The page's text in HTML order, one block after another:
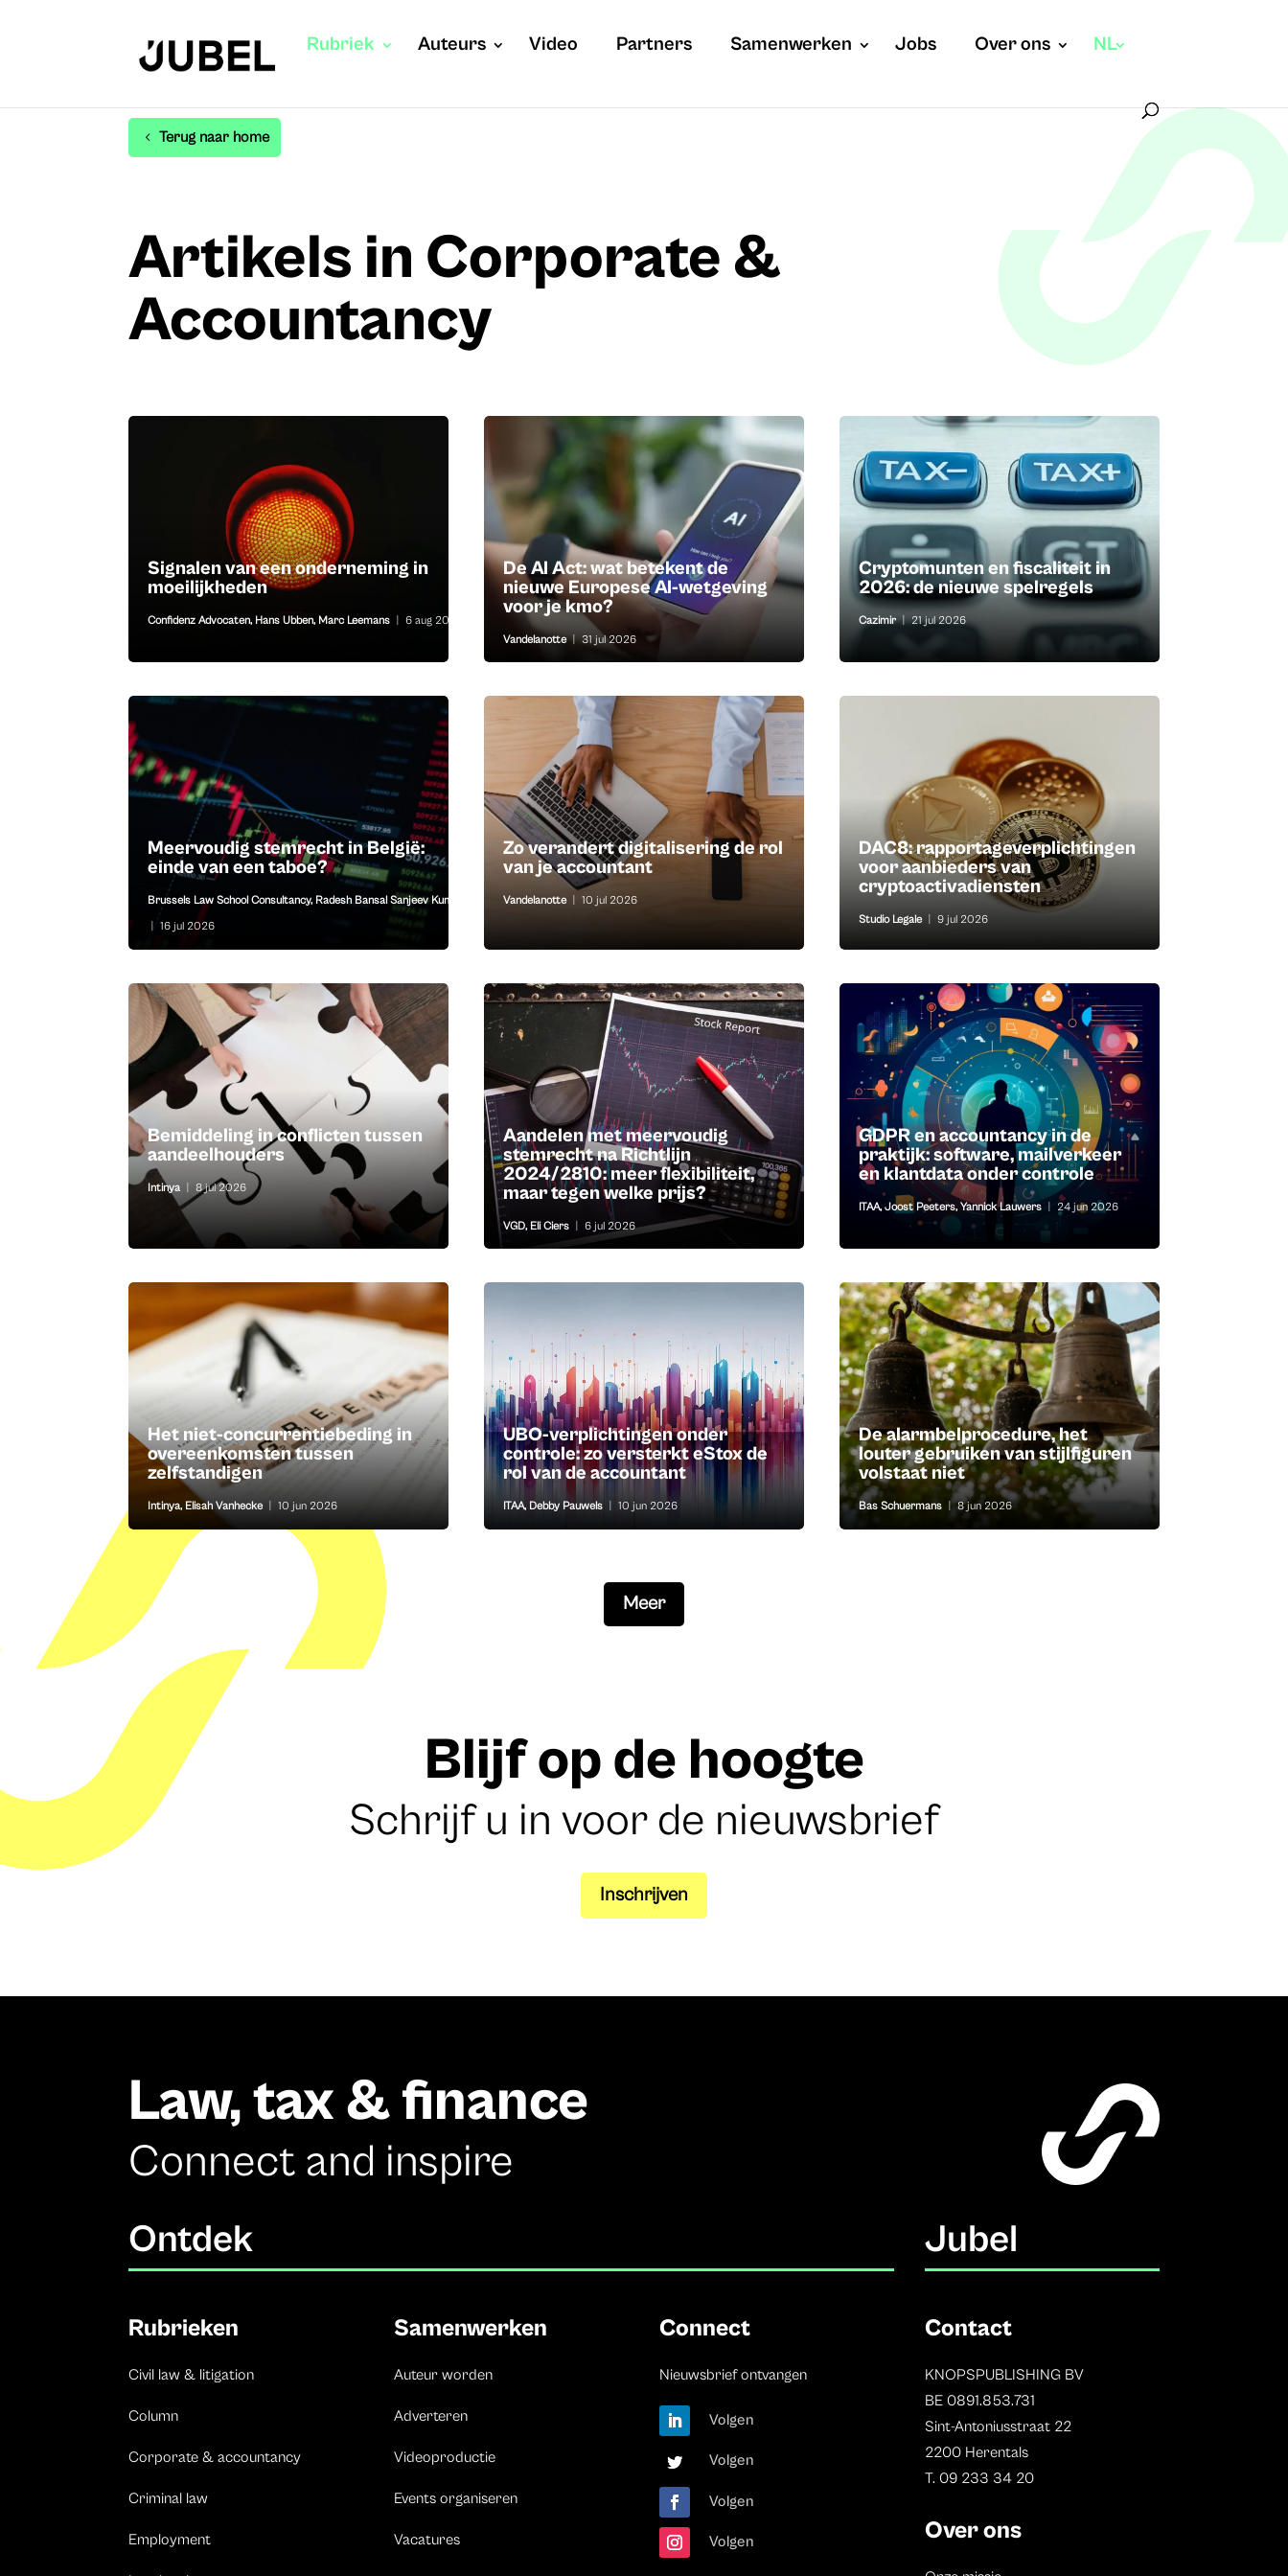
Rubriek Auteurs Video Partners Samenwerken Jobs Over ons NL
Terug naar home
Artikels in Corporate &
Accountancy
Signalen van een onderneming in
moeilijkheden
Confidenz Advocaten, Hans Ubben, Marc Leemans 6 aug 2026
De AI Act: wat betekent de
nieuwe Europese AI-wetgeving
voor je kmo?
Vandelanotte | 31 jul 2026
Cryptomunten en fiscaliteit in
2026: de nieuwe spelregels
Cazimir | 21 jul 2026
Meervoudig stemrecht in België:
einde van een taboe?
Brussels Law School Consultancy, Radesh Bansal Sanjeev Kumar
16 jul 2026
Zo verandert digitalisering de rol
van je accountant
Vandelanotte 10 jul 2026
DAC8: rapportageverplichtingen
voor aanbieders van
cryptoactivadiensten
Studio Legale 9 jul 2026
Bemiddeling in conflicten tussen
aandeelhouders
Intinya 8 jul 2026
Aandelen met meervoudig
stemrecht na Richtlijn
2024/2810: meer flexibiliteit,
maar tegen welke prijs?
VGD, Eli Ciers 6 jul 2026
GDPR en accountancy in de
praktijk: software, mailverkeer
en klantdata onder controle
ITAA,Joost Peeters,Yannick Lauwers 24 jun 2026
Het niet-concurrentiebeding in
overeenkomsten tussen
zelfstandigen
Intinya, Elisah Vanhecke 10 jun 2026
UBO-verplichtingen onder
controle: zo versterkt eStox de
rol van de accountant
ITAA, Debby Pauwels 10 jun 2026
De alarmbelprocedure, het
louter gebruiken van stijlfiguren
volstaat niet
Bas Schuermans | 8 jun 2026
Meer
Blijf op de hoogte
Schrijf u in voor de nieuwsbrief
Inschrijven
Law, tax & finance
Connect and inspire
Ontdek Jubel
Rubrieken
Civil law & litigation
Column
Corporate & accountancy
Criminal law
Employment
Samenwerken
Auteur worden
Adverteren
Videoproductie
Events organiseren
Vacatures
Connect
Nieuwsbrief ontvangen
Volgen
Volgen
Volgen
Volgen
Contact
KNOPSPUBLISHING BV
BE 0891.853.731
Sint-Antoniusstraat 22
2200 Herentals
T. 09 233 34 20
Over ons